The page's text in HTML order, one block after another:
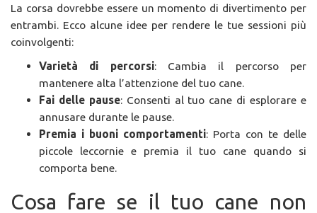
La corsa dovrebbe essere un momento di divertimento per
entrambi. Ecco alcune idee per rendere le tue sessioni più
coinvolgenti:
Varietà di percorsi: Cambia il percorso per
mantenere alta l’attenzione del tuo cane.
Fai delle pause: Consenti al tuo cane di esplorare e
annusare durante le pause.
Premia i buoni comportamenti: Porta con te delle
piccole leccornie e premia il tuo cane quando si
comporta bene.
Cosa fare se il tuo cane non